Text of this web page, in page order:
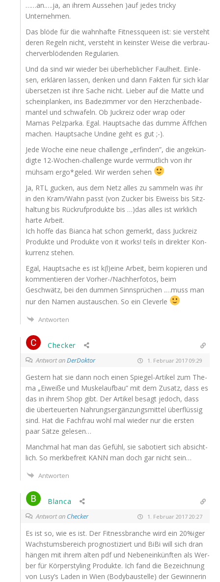
……an.….ja, an ihrem Aus­se­hen )auf jedes tri­cky
Unternehmen.
Das blö­de für die wahn­haf­te Fit­ness­queen ist: sie ver­steht
deren Regeln nicht, ver­steht in keins­ter Wei­se die ver­brau­
cher­ver­blö­den­den Regularien.
Und da sind wir wie­der bei über­heb­li­cher Faul­heit. Ein­le­
sen, erklä­ren las­sen, den­ken und dann Fak­ten für sich klar
über­set­zen ist ihre Sache nicht. Lie­ber auf die Mat­te und
schein­plan­ken, ins Bade­zim­mer vor den Herz­chen­ba­de­
man­tel und schwa­feln. Ob Juck­reiz oder wrap oder
Mamas Pelz­par­ka. Egal. Haupt­sa­che das dum­me Äff­chen
machen. Haupt­sa­che Undi­ne geht es gut ;-).
Jede Woche eine neue chall­enge „erfin­den”, die ange­kün­
dig­te 12-Wochen-chall­enge wur­de ver­mut­lich von ihr
müh­sam ergo*geled. Wir wer­den sehen
Ja, RTL gucken, aus dem Netz alles zu sam­meln was ihr
in den Kram/Wahn passt (von Zucker bis Eiweiss bis Sitz­
hal­tung bis Rück­ruf­pro­duk­te bis …)das alles ist wirk­lich
har­te Arbeit.
Ich hof­fe das Bian­ca hat schon gemerkt, dass Juck­reiz
Pro­duk­te und Pro­duk­te von it works! teils in direk­ter Kon­
kur­renz stehen.
Egal, Haupt­sa­che es ist k(l)eine Arbeit, beim kopie­ren und
kom­men­tie­ren der Vor­her-/Nachher­fo­tos, beim
Geschwätz, bei den dum­men Sinn­sprü­chen .…muss man
nur den Namen aus­tau­schen. So ein Cleverle
Antworten
Checker
Antwort anDerDoktor 1. Februar 2017 09:29
Ges­tern hat sie dann noch einen Spie­gel-Arti­kel zum The­
ma „Eiwei­ße und Mus­kel­auf­bau” mit dem Zusatz, dass es
das in ihrem Shop gibt. Der Arti­kel besagt jedoch, dass
die über­teu­er­ten Nah­rungs­er­gän­zungs­mit­tel über­flüs­sig
sind. Hat die Fach­frau wohl mal wie­der nur die ers­ten
paar Sät­ze gelesen…
Manch­mal hat man das Gefühl, sie sabo­tiert sich absicht­
lich. So merk­be­freit KANN man doch gar nicht sein…
Antworten
Blanca
Antwort an Checker 1. Februar 2017 20:27
Es ist so, wie es ist. Der Fit­ness­bran­che wird ein 20%iger
Wachs­tums­be­reich pro­gnos­ti­ziert und BiBi will sich dran
hän­gen mit ihrem alten pdf und Neben­ein­künf­ten als Wer­
ber für Kör­per­sty­ling Pro­duk­te. Ich fand die Bezeich­nung
von Lusy’s Laden in Wien (Body­bau­stel­le) der Gewin­ne­rin